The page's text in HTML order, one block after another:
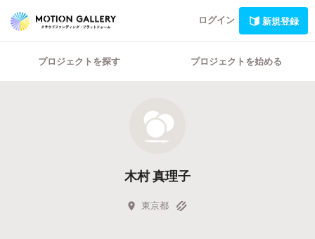
ログイン 新規登録
プロジェクトを探す プロジェクトを始める
木村 真理子
東京都